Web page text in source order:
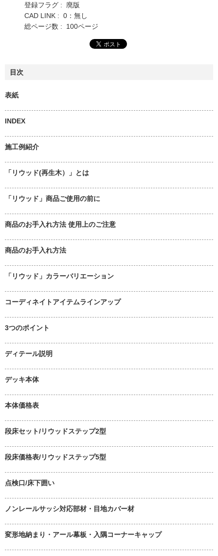
登録フラグ : 廃版
CAD LINK : 0：無し
総ページ数 : 100ページ
目次
表紙
INDEX
施工例紹介
「リウッド(再生木）」とは
「リウッド」商品ご使用の前に
商品のお手入れ方法 使用上のご注意
商品のお手入れ方法
「リウッド」カラーバリエーション
コーディネイトアイテムラインアップ
3つのポイント
ディテール説明
デッキ本体
本体価格表
段床セット/リウッドステップ2型
段床価格表/リウッドステップ5型
点検口/床下囲い
ノンレールサッシ対応部材・目地カバー材
変形地納まり・アール幕板・入隅コーナーキャップ